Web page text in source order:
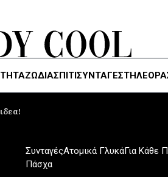
ΖΏΔΙΑΣΠΙΤΙΣΥΝΤΑΓΕΣ
ΣυνταγέςΑτομικά ΓλυκάΓια Κάθε
Πάσχα